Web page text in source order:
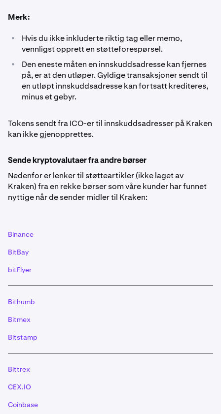
Logg inn på Kraken-kontoen din og naviger til
Portfolio.
Klikk på Innskudd-knappen.
Søk etter valutaen du ønsker å sette inn og klikk på
den.
midlene skal sendes fra. Ikke skriv inn adressen
manuelt.
*For enkelte kryptovalutaer må du inkludere flere
detaljer enn bare adressen:- Ripple (XRP)-innskudd
krever en « destinasjonstag»- Lumens (XLM)-
innskudd krever et «memo » hvis du ikke bruker en
og XLM, sørg for at tag/memo er inkludert. For EOS
din når minimum antall nødvendige bekreftelser er
Merk:
•
Hvis du ikke inkluderte riktig tag eller memo,
vennligst opprett en støtteforespørsel.
•
Den eneste måten en innskuddsadresse kan fjernes
på, er at den utløper. Gyldige transaksjoner sendt til
en utløpt innskuddsadresse kan fortsatt krediteres,
minus et gebyr.
Tokens sendt fra ICO-er til innskuddsadresser på Kraken
kan ikke gjenopprettes.
Sende kryptovalutaer fra andre børser
Nedenfor er lenker til støtteartikler (ikke laget av
Kraken) fra en rekke børser som våre kunder har funnet
nyttige når de sender midler til Kraken:
Binance
BitBay
bitFlyer
Bithumb
Bitmex
Bitstamp
Bittrex
CEX.IO
Coinbase